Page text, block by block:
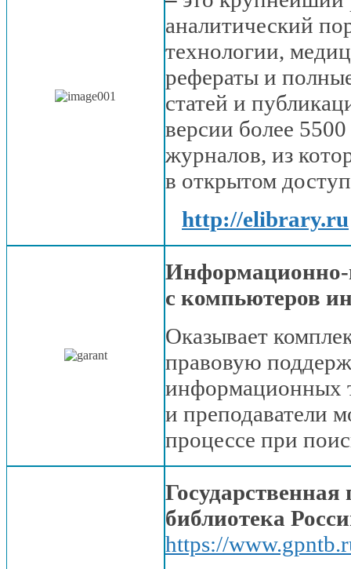
аналитический
технологии,
рефераты и
статей и
версии более
журналов, из
в открытом
http://elibrary.ru
Информационно-
с компьютеров
Оказывает
правовую
информационных
и преподаватели
процессе при
библиотека
https://